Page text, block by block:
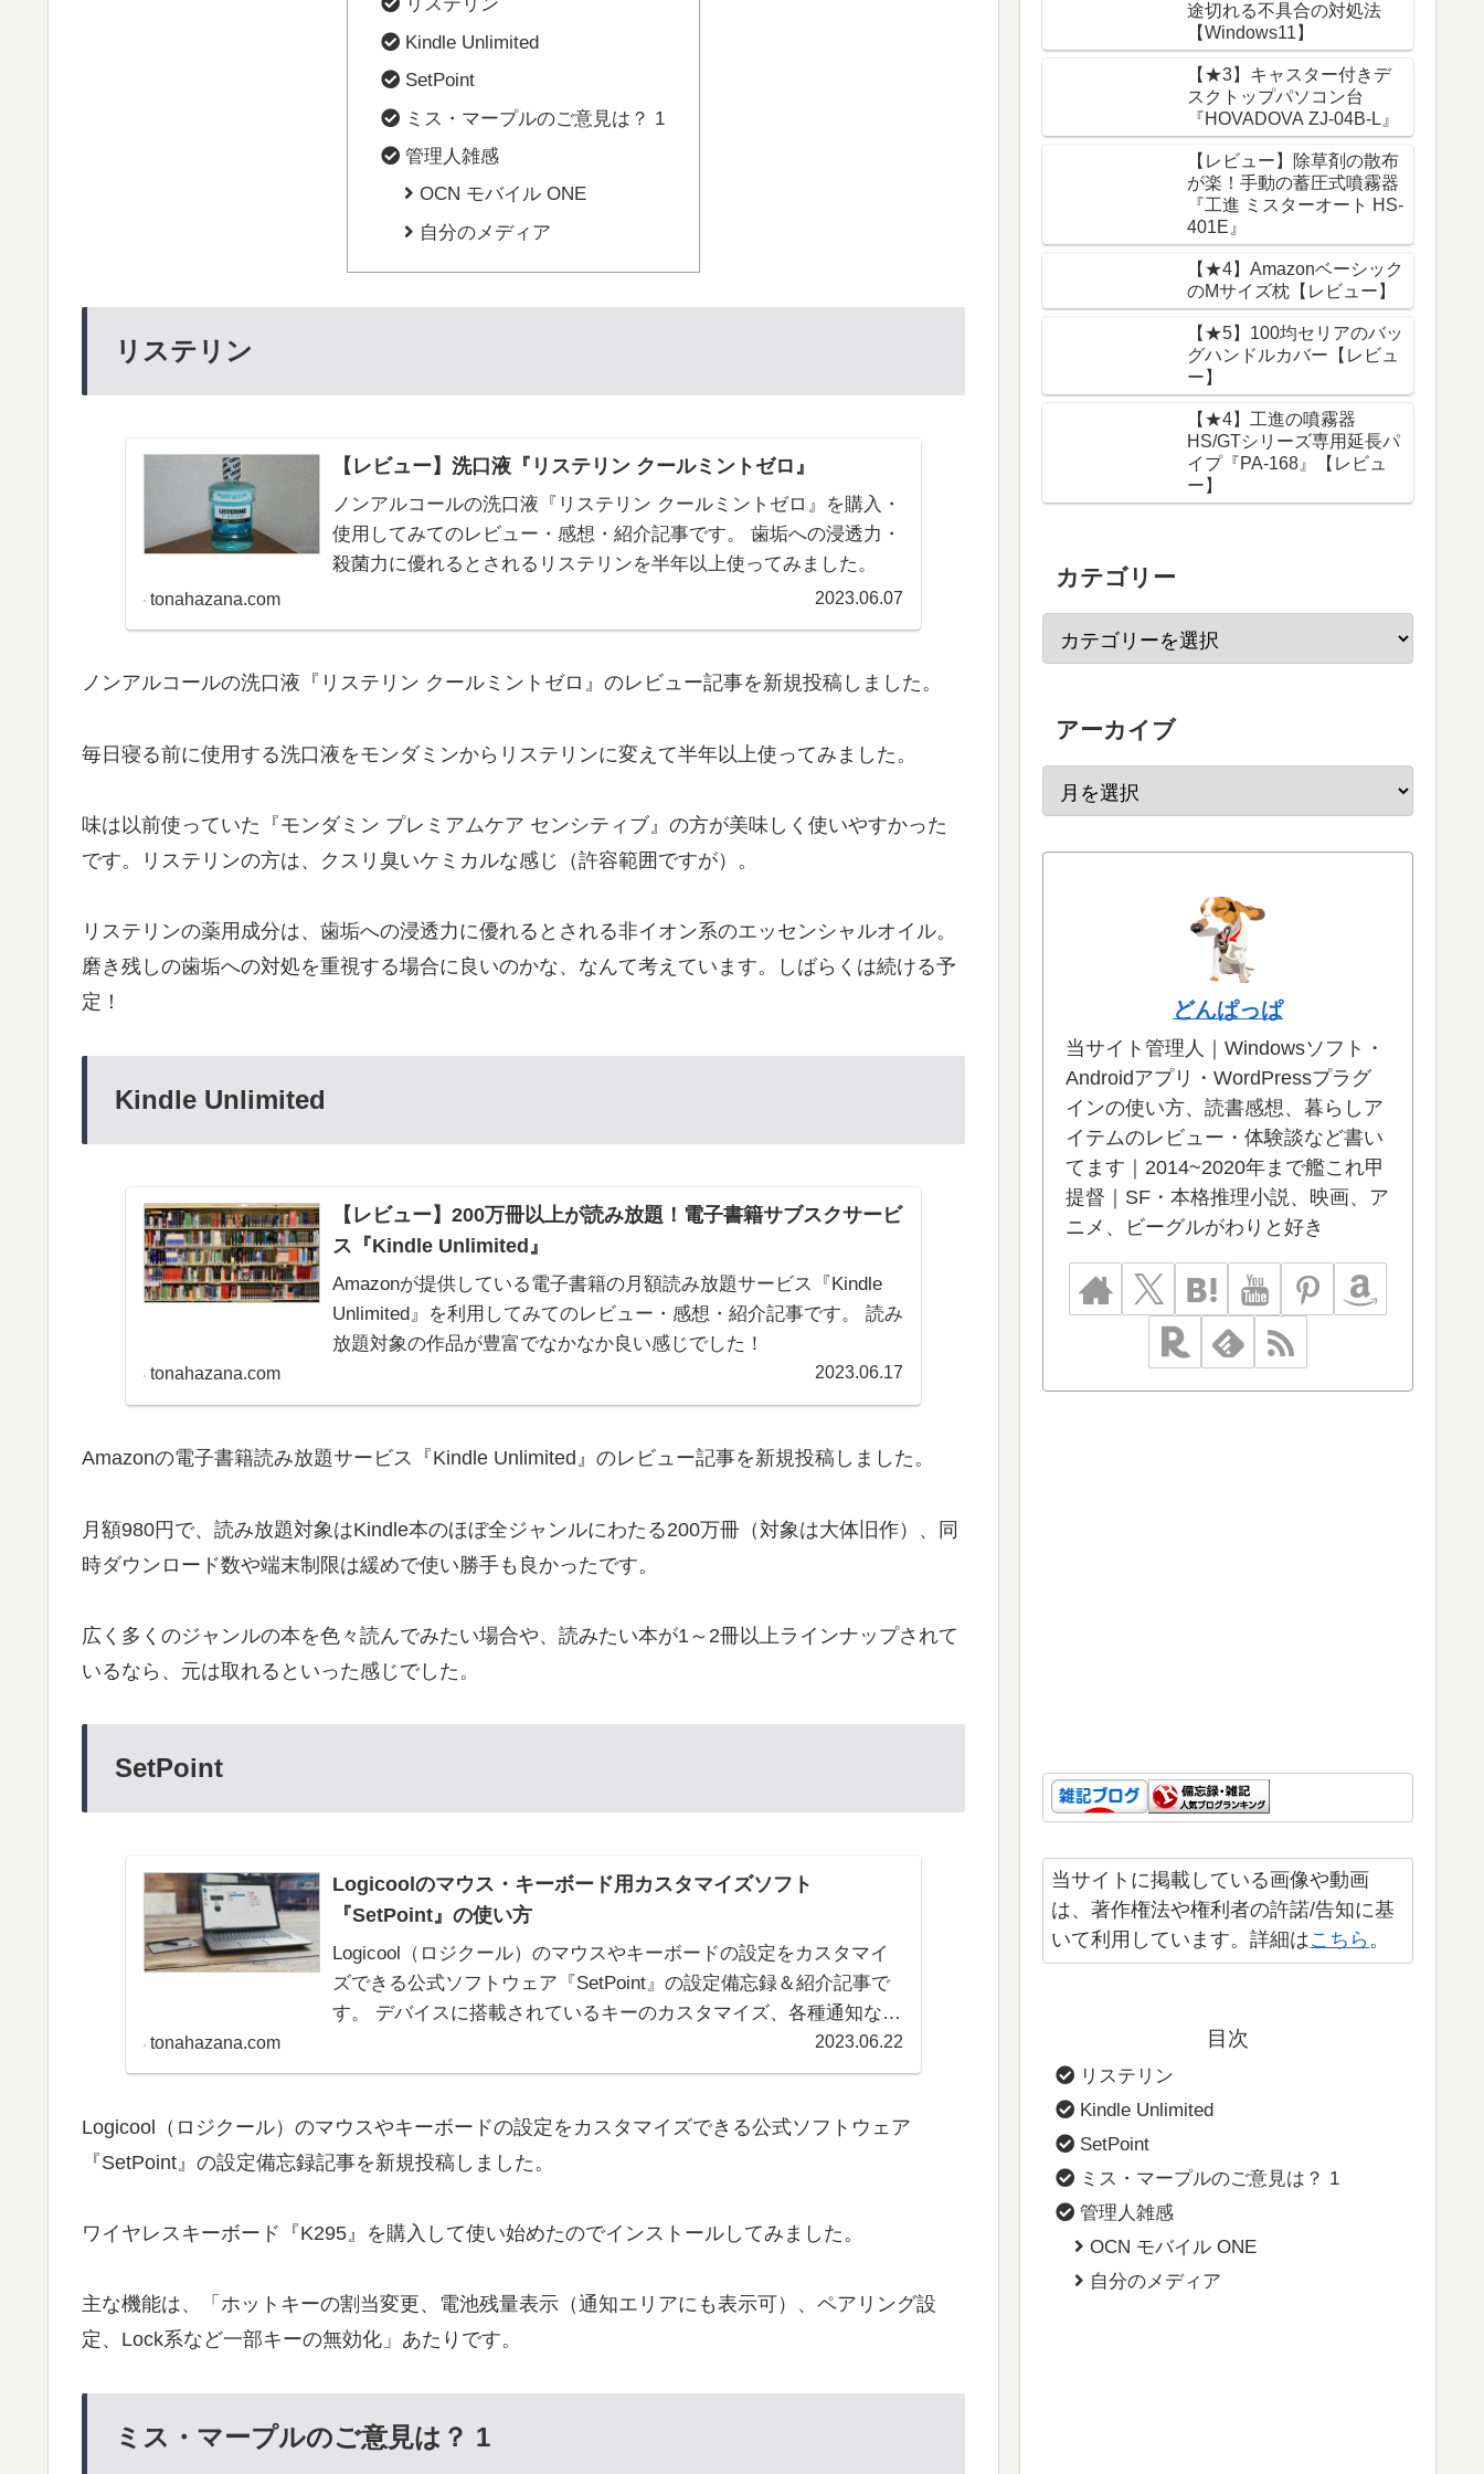
リステリン
Kindle Unlimited
SetPoint
ミス・マープルのご意見は？ 1
管理人雑感
OCN モバイル ONE
自分のメディア
リステリン
【レビュー】洗口液『リステリン クールミントゼロ』
ノンアルコールの洗口液『リステリン クールミントゼロ』を購入・
使用してみてのレビュー・感想・紹介記事です。 歯垢への浸透力・
殺菌力に優れるとされるリステリンを半年以上使ってみました。
tonahazana.com 2023.06.07
ノンアルコールの洗口液『リステリン クールミントゼロ』のレビュー記事を新規投稿しました。
毎日寝る前に使用する洗口液をモンダミンからリステリンに変えて半年以上使ってみました。
味は以前使っていた『モンダミン プレミアムケア センシティブ』の方が美味しく使いやすかった
です。リステリンの方は、クスリ臭いケミカルな感じ（許容範囲ですが）。
リステリンの薬用成分は、歯垢への浸透力に優れるとされる非イオン系のエッセンシャルオイル。
磨き残しの歯垢への対処を重視する場合に良いのかな、なんて考えています。しばらくは続ける予
定！
Kindle Unlimited
【レビュー】200万冊以上が読み放題！電子書籍サブスクサービ
ス『Kindle Unlimited』
Amazonが提供している電子書籍の月額読み放題サービス『Kindle
Unlimited』を利用してみてのレビュー・感想・紹介記事です。 読み
放題対象の作品が豊富でなかなか良い感じでした！
tonahazana.com 2023.06.17
Amazonの電子書籍読み放題サービス『Kindle Unlimited』のレビュー記事を新規投稿しました。
月額980円で、読み放題対象はKindle本のほぼ全ジャンルにわたる200万冊（対象は大体旧作）、同
時ダウンロード数や端末制限は緩めで使い勝手も良かったです。
広く多くのジャンルの本を色々読んでみたい場合や、読みたい本が1～2冊以上ラインナップされて
いるなら、元は取れるといった感じでした。
SetPoint
Logicoolのマウス・キーボード用カスタマイズソフト
『SetPoint』の使い方
Logicool（ロジクール）のマウスやキーボードの設定をカスタマイ
ズできる公式ソフトウェア『SetPoint』の設定備忘録＆紹介記事で
す。 デバイスに搭載されているキーのカスタマイズ、各種通知など
tonahazana.com 2023.06.22
Logicool（ロジクール）のマウスやキーボードの設定をカスタマイズできる公式ソフトウェア
『SetPoint』の設定備忘録記事を新規投稿しました。
ワイヤレスキーボード『K295』を購入して使い始めたのでインストールしてみました。
主な機能は、「ホットキーの割当変更、電池残量表示（通知エリアにも表示可）、ペアリング設
定、Lock系など一部キーの無効化」あたりです。
ミス・マープルのご意見は？ 1
途切れる不具合の対処法
【Windows11】
【★3】キャスター付きデ
スクトップパソコン台
『HOVADOVA ZJ-04B-L』
【レビュー】除草剤の散布
が楽！手動の蓄圧式噴霧器
『工進 ミスターオート HS-
401E』
【★4】Amazonベーシック
のMサイズ枕【レビュー】
【★5】100均セリアのバッ
グハンドルカバー【レビュ
ー】
【★4】工進の噴霧器
HS/GTシリーズ専用延長パ
イプ『PA-168』【レビュ
ー】
カテゴリー
アーカイブ
どんぱっぱ
当サイト管理人｜Windowsソフト・
Androidアプリ・WordPressプラグ
インの使い方、読書感想、暮らしア
イテムのレビュー・体験談など書い
てます｜2014~2020年まで艦これ甲
提督｜SF・本格推理小説、映画、ア
ニメ、ビーグルがわりと好き
当サイトに掲載している画像や動画
は、著作権法や権利者の許諾/告知に基
いて利用しています。詳細はこちら 。
目次
リステリン
Kindle Unlimited
SetPoint
ミス・マープルのご意見は？ 1
管理人雑感
OCN モバイル ONE
自分のメディア